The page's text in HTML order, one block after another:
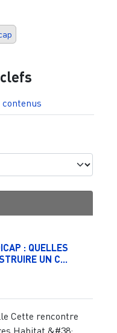
: QUELLES
UN C...
Cette rencontre